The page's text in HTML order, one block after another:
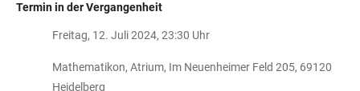
Termin in der Vergangenheit
Freitag, 12. Juli 2024, 23:30 Uhr
Mathematikon, Atrium, Im Neuenheimer Feld 205, 69120
Heidelberg